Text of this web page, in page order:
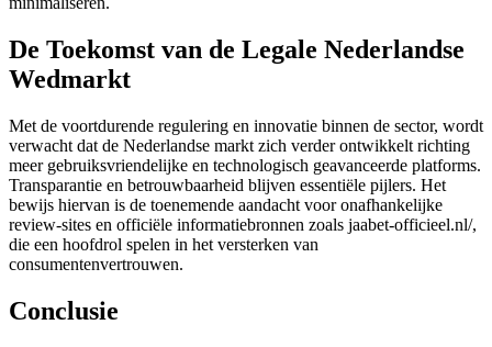
De Toekomst van de Legale Nederlandse
Wedmarkt
Met de voortdurende regulering en innovatie binnen de sector, wordt
verwacht dat de Nederlandse markt zich verder ontwikkelt richting
meer gebruiksvriendelijke en technologisch geavanceerde platforms.
Transparantie en betrouwbaarheid blijven essentiële pijlers. Het
bewijs hiervan is de toenemende aandacht voor onafhankelijke
review-sites en officiële informatiebronnen zoals jaabet-officieel.nl/,
die een hoofdrol spelen in het versterken van
consumentenvertrouwen.
Conclusie